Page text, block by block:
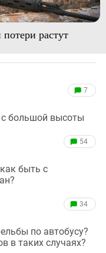
растут
7
с большой высоты
54
быть с
34
по автобусу?
в таких случаях?